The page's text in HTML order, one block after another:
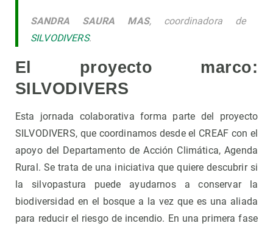
SANDRA SAURA MAS, coordinadora de
SILVODIVERS.
El proyecto marco:
SILVODIVERS
Esta jornada colaborativa forma parte del proyecto
SILVODIVERS, que coordinamos desde el CREAF con el
apoyo del Departamento de Acción Climática, Agenda
Rural. Se trata de una iniciativa que quiere descubrir si
la silvopastura puede ayudarnos a conservar la
biodiversidad en el bosque a la vez que es una aliada
para reducir el riesgo de incendio. En una primera fase